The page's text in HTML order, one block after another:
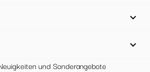


und Sonderangebote